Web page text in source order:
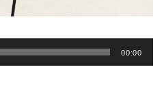
00:00